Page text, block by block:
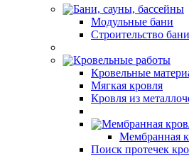
Бани, сауны, бассейны
Модульные бани
Строительство
Кровельные работы
Кровельные
Мягкая кровля
Кровля из
Мембранная
Мембранная
Поиск протечек